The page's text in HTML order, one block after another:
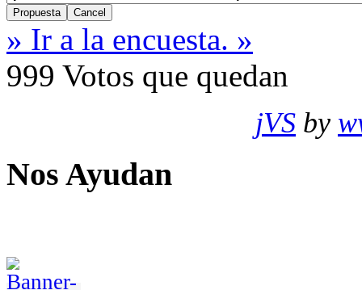
» Ir a la encuesta. »
999 Votos que quedan
jVS by
Nos Ayudan